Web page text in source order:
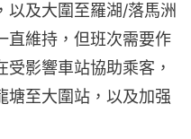
以及大圍至羅湖/落馬洲
直維持，但班次需要作
影響車站協助乘客，
塘至大圍站，以及加强